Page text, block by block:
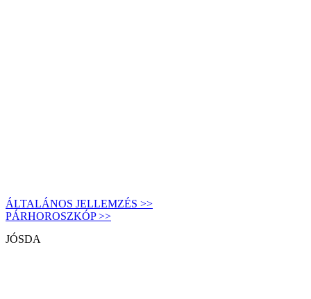
ÁLTALÁNOS JELLEMZÉS >>
PÁRHOROSZKÓP >>
JÓSDA